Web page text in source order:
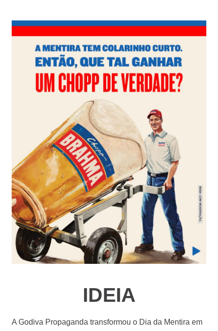
IDEIA
A Godiva Propaganda transformou o Dia da Mentira em